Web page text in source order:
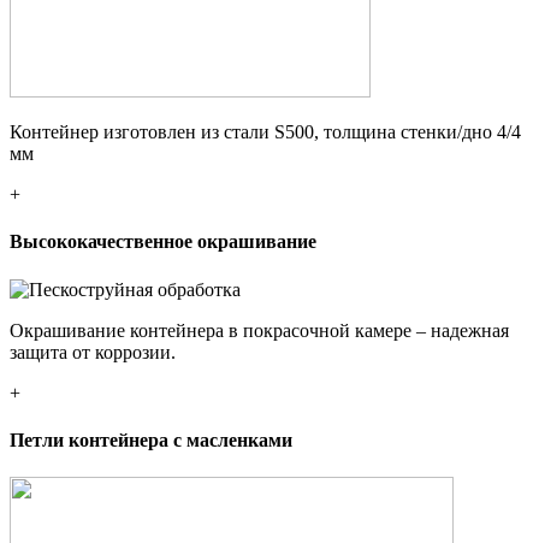
Контейнер изготовлен из стали S500, толщина стенки/дно 4/4
мм
+
Высококачественное окрашивание
Окрашивание контейнера в покрасочной камере – надежная
защита от коррозии.
+
Петли контейнера с масленками